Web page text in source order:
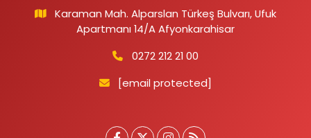
Karaman Mah. Alparslan Türkeş Bulvarı, Ufuk
Apartmanı 14/A Afyonkarahisar
0272 212 21 00
[email protected]